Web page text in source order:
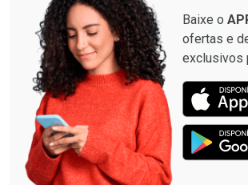
Baixe o
ofertas e
exclusivos